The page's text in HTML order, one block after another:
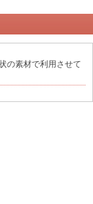
の素材で利用させて